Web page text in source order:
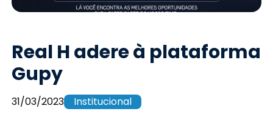
Real H adere à plataforma
Gupy
31/03/2023
Institucional